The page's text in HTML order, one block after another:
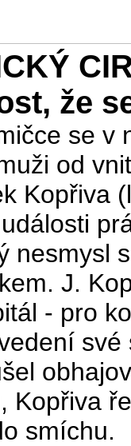
že
se v
od
Kopřiva
nesmysl
J.
- pro
Kopřiva
smíchu.